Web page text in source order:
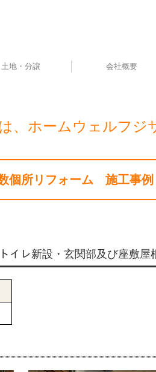
土地・分譲 会社概要
、ホームウェルフジ
個所リフォーム 施工事例
イレ新設・玄関部及び座敷屋